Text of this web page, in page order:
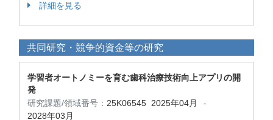
詳細を見る
共同研究・競争的資金等の研究
学習者オートノミーを育む歯科治療技術向上アプリの開
発
研究課題/領域番号： 25K06545 2025年04月 -
2028年03月